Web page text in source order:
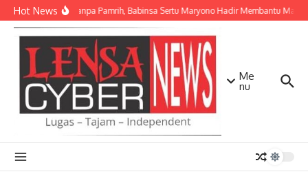
Lewati ke konten
Hot NewsIkhlas Tanpa Pamrih, Babinsa Sertu Maryono Hadir Membantu
Me
nu